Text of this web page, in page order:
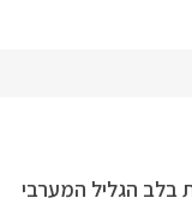
לכם
ילדים.
בלב הגליל המערבי